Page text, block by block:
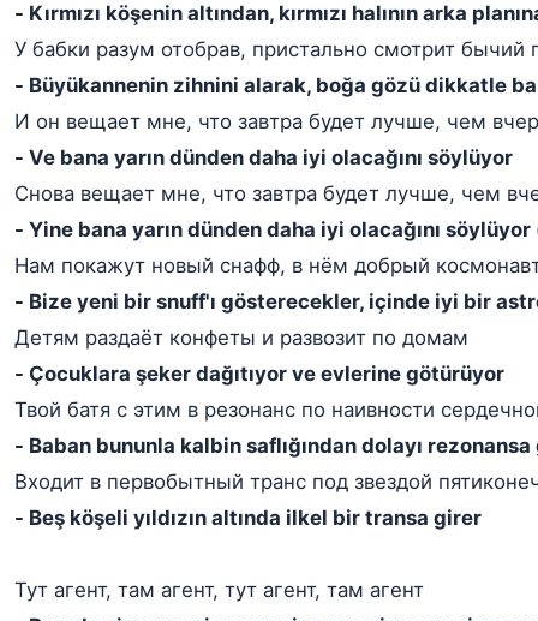
- Kırmızı köşenin altından, kırmızı halının arka
У бабки разум отобрав, пристально смотрит бычий
- Büyükannenin zihnini alarak, boğa gözü dikkatle
И он вещает мне, что завтра будет лучше, чем
- Ve bana yarın dünden daha iyi olacağını söylüyor
Снова вещает мне, что завтра будет лучше, чем
- Yine bana yarın dünden daha iyi olacağını söylüyor
Нам покажут новый снафф, в нём добрый
- Bize yeni bir snuff'ı gösterecekler, içinde iyi bir
Детям раздаёт конфеты и развозит по домам
- Çocuklara şeker dağıtıyor ve evlerine götürüyor
Твой батя с этим в резонанс по наивности
- Baban bununla kalbin saflığından dolayı
Входит в первобытный транс под звездой
- Beş köşeli yıldızın altında ilkel bir transa girer
Тут агент, там агент, тут агент, там агент